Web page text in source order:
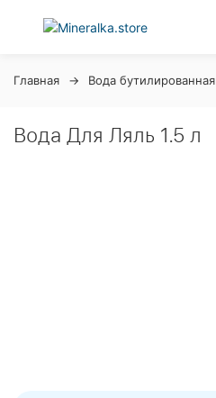
Главная Вода бутилированная
Вода Для Ляль 1.5 л